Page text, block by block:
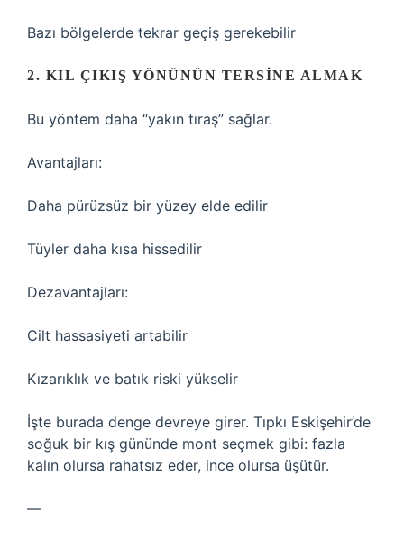
Bazı bölgelerde tekrar geçiş gerekebilir
2. KIL ÇIKIŞ YÖNÜNÜN TERSINE ALMAK
Bu yöntem daha “yakın tıraş” sağlar.
Avantajları:
Daha pürüzsüz bir yüzey elde edilir
Tüyler daha kısa hissedilir
Dezavantajları:
Cilt hassasiyeti artabilir
Kızarıklık ve batık riski yükselir
İşte burada denge devreye girer. Tıpkı Eskişehir’de
soğuk bir kış gününde mont seçmek gibi: fazla
kalın olursa rahatsız eder, ince olursa üşütür.
—